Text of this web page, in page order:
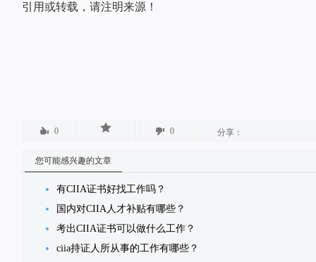
引用或转载，请注明来源！
0 0 分享：
您可能感兴趣的文章
有CIIA证书好找工作吗？
国内对CIIA人才补贴有哪些？
考出CIIA证书可以做什么工作？
ciia持证人所从事的工作有哪些？